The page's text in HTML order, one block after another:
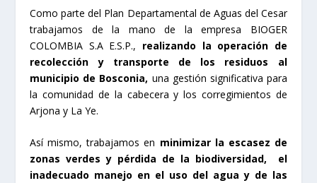
Como parte del Plan Departamental de Aguas del Cesar
trabajamos de la mano de la empresa BIOGER
COLOMBIA S.A E.S.P., realizando la operación de
recolección y transporte de los residuos al
municipio de Bosconia, una gestión significativa para
la comunidad de la cabecera y los corregimientos de
Arjona y La Ye.
Así mismo, trabajamos en minimizar la escasez de
zonas verdes y pérdida de la biodiversidad, el
inadecuado manejo en el uso del agua y de las